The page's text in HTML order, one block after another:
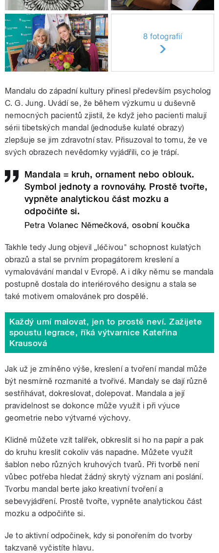
8 fotografií
Mandalu do západní kultury přinesl především psycholog
C. G. Jung. Uvádí se, že během výzkumu u duševně
nemocných pacientů zjistil, že když jeho pacienti malují
sérii tibetských mandal (jednoduše kulaté obrazy)
zlepšuje se jim zdravotní stav. Přisuzoval to tomu, že ve
svých obrazech nevědomky vyjádřili, co je trápí.
Mandala = kruh, ornament nebo oblouk.
Symbol jednoty a rovnováhy. Prostě tvořte,
vypněte analytickou část mozku a
odpočiňte si.
Petra Volanec Němečková, osobní koučka
Takhle tedy Jung objevil „léčivou" schopnost kulatých
obrazů a stal se prvním propagátorem kreslení a
vymalovávání mandal v Evropě. A i díky němu se mandala
postupně dostala do interiérového designu a stala se
také motivem omalovánek pro dospělé.
Každý umí malovat, jen to prostě neví. Zažijete
spoustu legrace, říká výtvarnice Kateřina
Krausová
Jak už je zmíněno výše, kreslení a tvoření mandal může
být nesmírně rozmanité a tvořivé. Mandaly se dají různě
sestřihávat, dokreslovat, dolepovat. Mandala a její
pravidelnost se dokonce může využít i při výuce
geometrie nebo výtvarné výchovy.
Klidně můžete vzít talířek, obkreslit si ho na papír a pak
do kruhu kreslit cokoliv vás napadne. Můžete využít
šablon nebo různých kruhových tvarů. Při tvorbě není
vůbec potřeba hledat žádný skrytý význam ani poslání.
Tvorbu mandal berte jako kreativní tvoření a
sebevyjádření. Prostě tvořte, vypněte analytickou část
mozku a odpočiňte si.
Je to aktivní odpočinek, kdy si ponořením do tvorby
takzvaně vyčistíte hlavu.